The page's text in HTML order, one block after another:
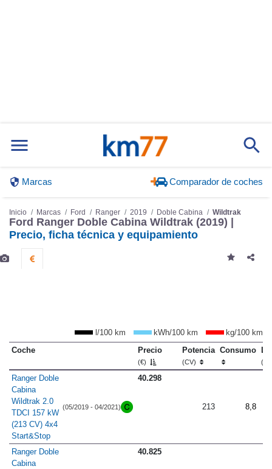
Marcas Comparador de coches
Inicio Marcas Ford Ranger 2019 Doble Cabina Wildtrak
Ford Ranger Doble Cabina Wildtrak (2019) |
Precio, ficha técnica y equipamiento
l/100 km kWh/100 km
kg/100 km
Coche
Precio
(€)
Potencia
(CV)
Consumo
Ranger Doble
Cabina
Wildtrak 2.0
TDCI 157 kW
(213 CV) 4x4
Start&Stop
(05/2019 - 04/2021)
40.298
213 8,8
Ranger Doble
Cabina
40.825